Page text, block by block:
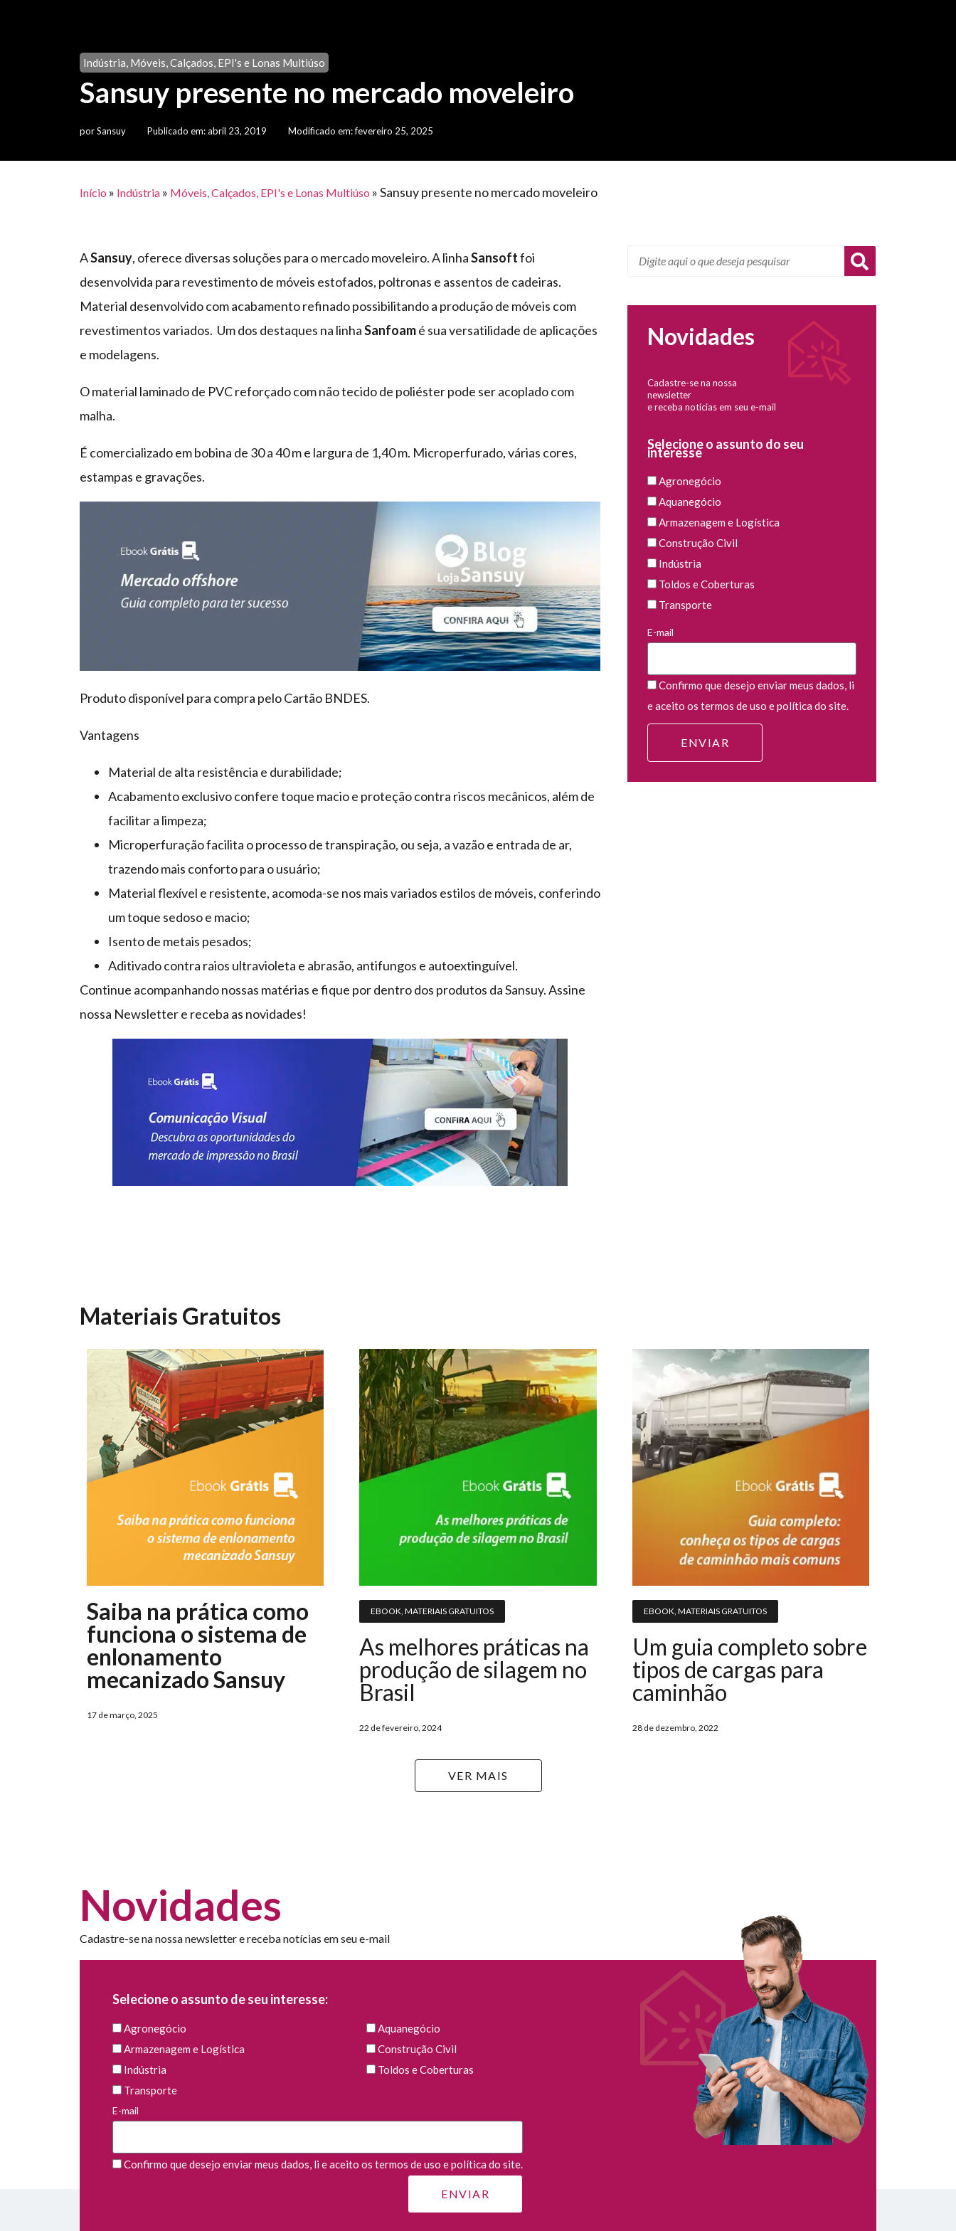
Indústria, Móveis, Calçados, EPI's e Lonas Multiúso
Sansuy presente no mercado moveleiro
porSansuy Publicado em:abril 23, 2019 Modificado em: fevereiro 25, 2025
Início » Indústria » Móveis, Calçados, EPI's e Lonas Multiúso »Sansuy presente no mercado moveleiro
ASansuy, oferece diversas soluções para o mercado moveleiro. A linhaSansoftfoi
desenvolvida para revestimento de móveis estofados, poltronas e assentos de cadeiras.
Material desenvolvido com acabamento refinado possibilitando a produção de móveis com
revestimentos variados. Um dos destaques na linhaSanfoamé sua versatilidade de aplicações
e modelagens.
O material laminado de PVC reforçado com não tecido de poliéster pode ser acoplado com
malha.
É comercializado em bobina de 30 a 40 m e largura de 1,40 m. Microperfurado, várias cores,
estampas e gravações.
Produto disponível para compra pelo Cartão BNDES.
Vantagens
Material de alta resistência e durabilidade;
Acabamento exclusivo confere toque macio e proteção contra riscos mecânicos, além de
facilitar a limpeza;
Microperfuração facilita o processo de transpiração, ou seja, a vazão e entrada de ar,
trazendo mais conforto para o usuário;
Material flexível e resistente, acomoda-se nos mais variados estilos de móveis, conferindo
um toque sedoso e macio;
Isento de metais pesados;
Aditivado contra raios ultravioleta e abrasão, antifungos e autoextinguível.
Continue acompanhando nossas matérias e fique por dentro dos produtos da Sansuy. Assine
nossa Newsletter e receba as novidades!
Novidades
Cadastre-se na nossa
newsletter
e receba notícias em seu e-mail
Selecione o assunto do seu
interesse
Agronegócio
Aquanegócio
Armazenagem e Logística
Construção Civil
Indústria
Toldos e Coberturas
Transporte
E-mail
Confirmo que desejo enviar meus dados, li
e aceito os termos de uso e política do site.
Materiais Gratuitos
Saiba na prática como
funciona o sistema de
enlonamento
mecanizado Sansuy
17 de março, 2025
EBOOK ,MATERIAIS GRATUITOS
As melhores práticas na
produção de silagem no
Brasil
22 de fevereiro, 2024
EBOOK MATERIAIS GRATUITOS
Um guia completo sobre
tipos de cargas para
caminhão
28 de dezembro, 2022
VER MAIS
Novidades
Cadastre-se na nossa newsletter e receba notícias em seu e-mail
Selecione o assunto de seu interesse:
Agronegócio
Aquanegócio
Armazenagem e Logística
Construção Civil
Indústria
Toldos e Coberturas
Transporte
E-mail
Confirmo que desejo enviar meus dados, li e aceito os termos de uso e política do site.